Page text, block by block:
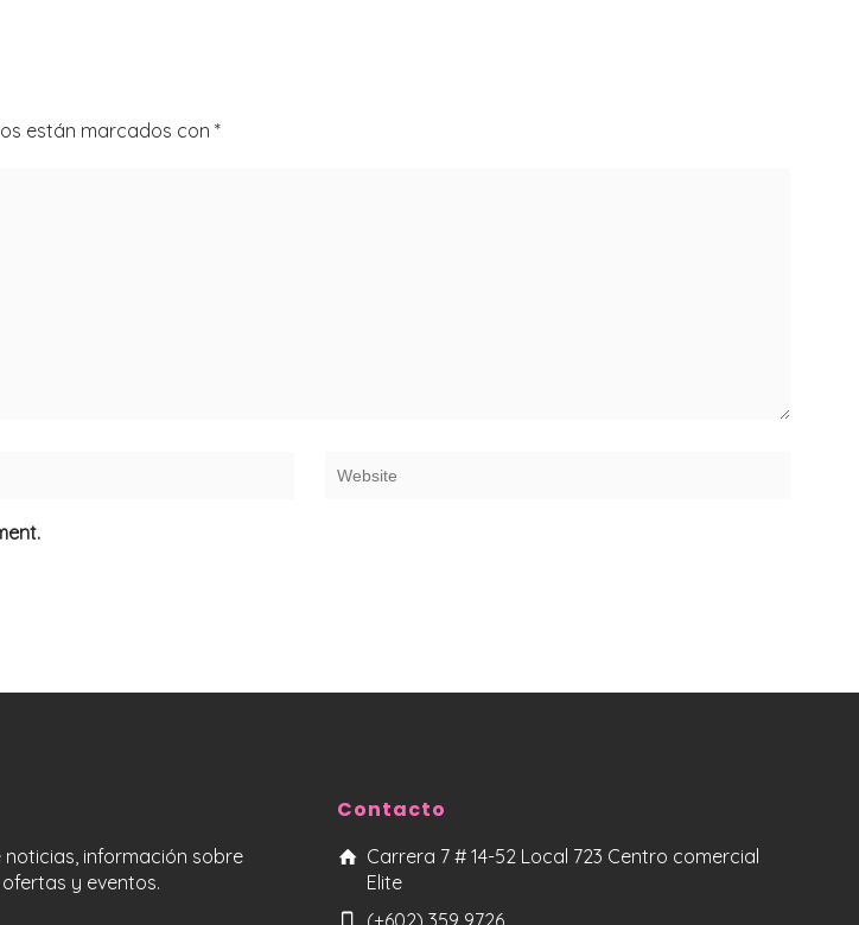
están marcados con *
noticias, información sobre
y eventos.
Contacto
Carrera 7 # 14-52 Local 723 Centro comercial
Elite
(+602) 359 9726